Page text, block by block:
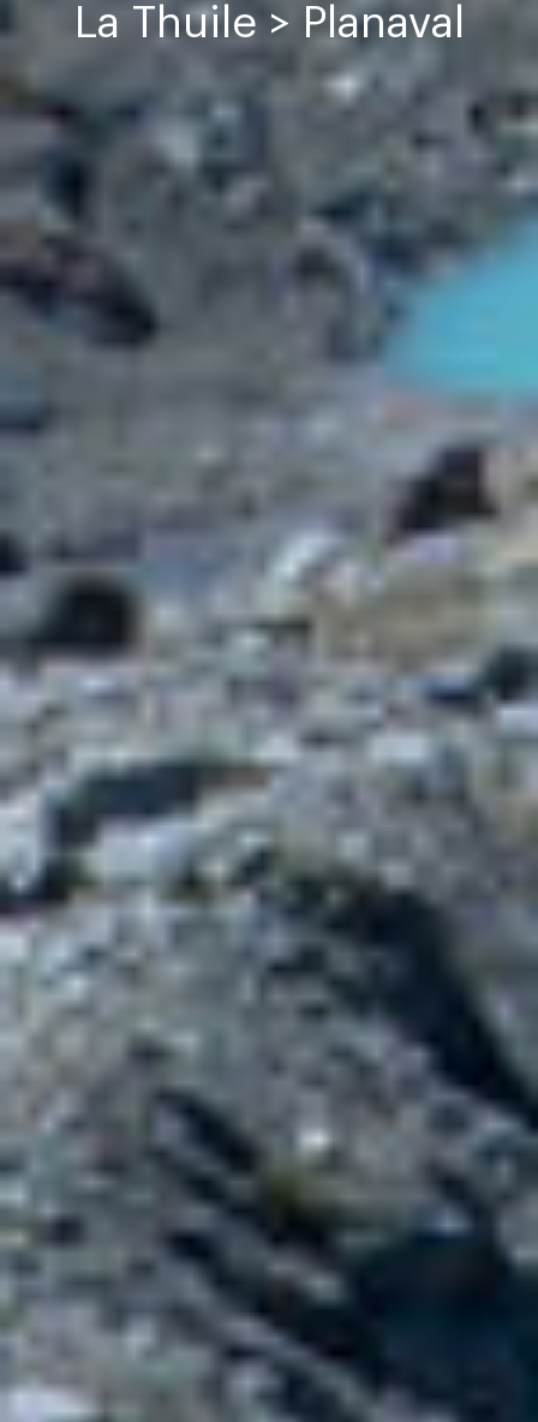
La Thuile > Planaval